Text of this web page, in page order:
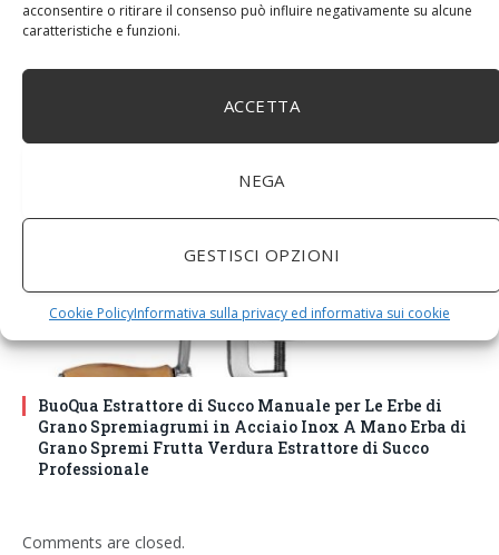
acconsentire o ritirare il consenso può influire negativamente su alcune
caratteristiche e funzioni.
ACCETTA
NEGA
GESTISCI OPZIONI
Cookie PolicyInformativa sulla privacy ed informativa sui cookie
DM House Insalatiera grande in legno di mango, XXL,
senza vernice artificiale. Fatto a mano, stile e design
BuoQua Estrattore di Succo Manuale per Le Erbe di
Grano Spremiagrumi in Acciaio Inox A Mano Erba di
Grano Spremi Frutta Verdura Estrattore di Succo
Professionale
Comments are closed.